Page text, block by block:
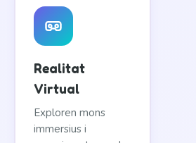
Realitat
Virtual
Exploren mons
immersius i